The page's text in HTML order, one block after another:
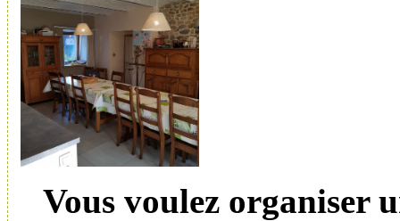
Vous voulez organiser